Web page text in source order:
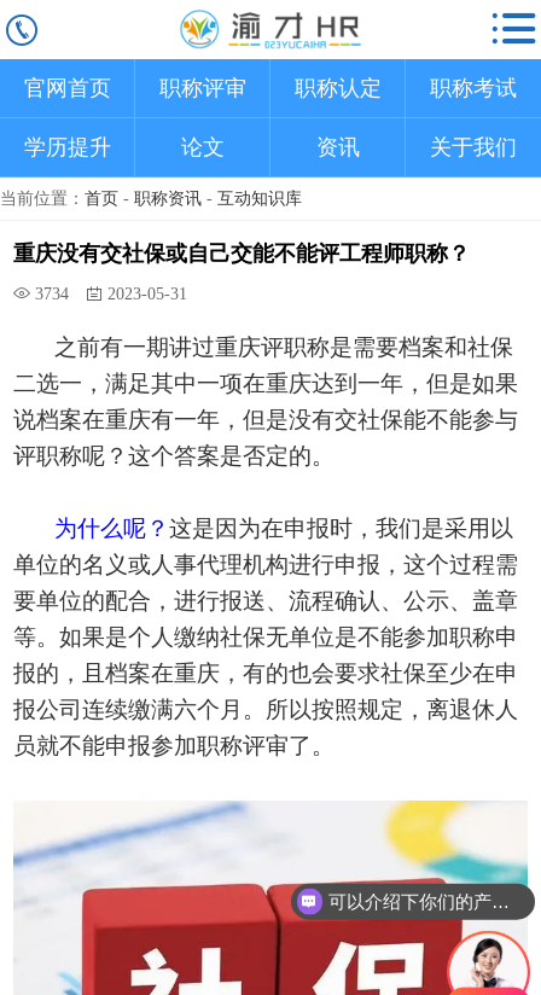
官网首页 职称评审 职称认定 职称考试
学历提升 论文 资讯 关于我们
当前位置： 首页 - 职称资讯 - 互动知识库
重庆没有交社保或自己交能不能评工程师职称？
3734 2023-05-31
之前有一期讲过重庆评职称是需要档案和社保
二选一，满足其中一项在重庆达到一年，但是如果
说档案在重庆有一年，但是没有交社保能不能参与
评职称呢？这个答案是否定的。
为什么呢？这是因为在申报时，我们是采用以
单位的名义或人事代理机构进行申报，这个过程需
要单位的配合，进行报送、流程确认、公示、盖章
等。如果是个人缴纳社保无单位是不能参加职称申
报的，且档案在重庆，有的也会要求社保至少在申
报公司连续缴满六个月。所以按照规定，离退休人
员就不能申报参加职称评审了。
可以介绍下你们的产品么